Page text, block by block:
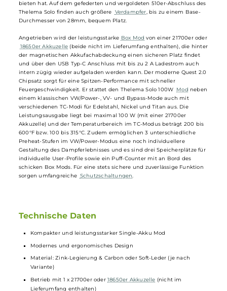
Formgebung, die eine komfortable Bedienung über den
Feuertaster und insgesamt gleich 3 Bedientasten (Up / Select /
ermöglicht. Mit der griffig gestalteten Akkufachabdeckung in
die Seiten des Mods erstreckt, liegt der Thelema Solo 100W Box
zudem auch absolut sicher in des Dampfer‘s Hand. Sie lässt sich auf
Wunsch auch gegen eine andere Abdeckung aus dem Zubehör-
Angebot austauschen. Ein Eyecatcher ist das brillante 0.96 Zoll TFT
Farb-Display, das alle relevanten Informationen übersichtlich und
gestochen scharf darstellt und 6 verschiedene Farbschemen zu
bieten hat. Auf dem gefederten und vergoldeten 510er-Abschluss
Thelema Solo finden auch größere Verdampfer, bis zu einem Base-
Durchmesser von 28mm, bequem Platz.
Angetrieben wird der leistungsstarke Box Modvon einer 21700er
(beide nicht im Lieferumfang enthalten), die
der magnetischen Akkufachabdeckung einen sicheren Platz findet
und über den USB Typ-C Anschluss mit bis zu 2 A Ladestrom auch
intern zügig wieder aufgeladen werden kann. Der moderne Quest
verschiedenen TC-Modi für Edelstahl, Nickel und Titan aus. Die
Akkuzelle) und der Temperaturbereich im TC-Modus beträgt 200 bis
Preheat-Stufen im VW/Power-Modus eine noch individuellere
Gestaltung des Dampferlebnisses und es sind drei Speicherplätze
individuelle User-Profile sowie ein Puff-Counter mit an Bord des
schicken Box Mods. Für eine stets sichere und zuverlässige Funktion
sorgen umfangreiche Schutzschaltungen